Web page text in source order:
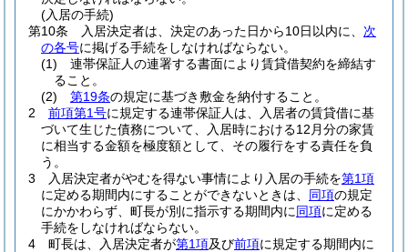
(入居の手続)
第10条
入居決定者は、決定のあった日から10日以内に、 次
の各号に掲げる手続をしなければならない。
(1)
連帯保証人の連署する書面により賃貸借契約を締結す
ること。
(2)
第19条の規定に基づき敷金を納付すること。
2
前項第1号に規定する連帯保証人は、入居者の賃貸借に基
づいて生じた債務について、入居時における12月分の家賃
に相当する金額を極度額として、その履行をする責任を負
う。
3
入居決定者がやむを得ない事情により入居の手続を第1項
に定める期間内にすることができないときは、 同項の規定
にかかわらず、町長が別に指示する期間内に同項に定める
手続をしなければならない。
4
町長は、入居決定者が第1項及び前項に規定する期間内に